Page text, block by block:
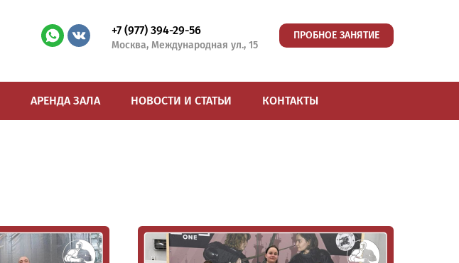
+7 (977) 394-29-56
Москва, Международная ул., 15
ПРОБНОЕ ЗАНЯТИЕ
АРЕНДА ЗАЛА НОВОСТИ И СТАТЬИ КОНТАКТЫ